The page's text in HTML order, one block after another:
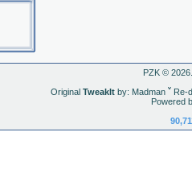
PZK ©
Original TweakItby: Madman ˇRe-
Powered